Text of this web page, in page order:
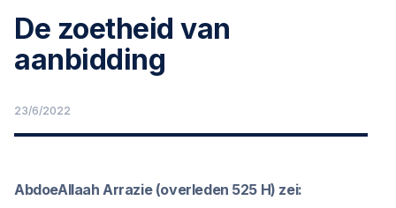
De zoetheid van
aanbidding
23/6/2022
AbdoeAllaah Arrazie (overleden 525 H) zei: